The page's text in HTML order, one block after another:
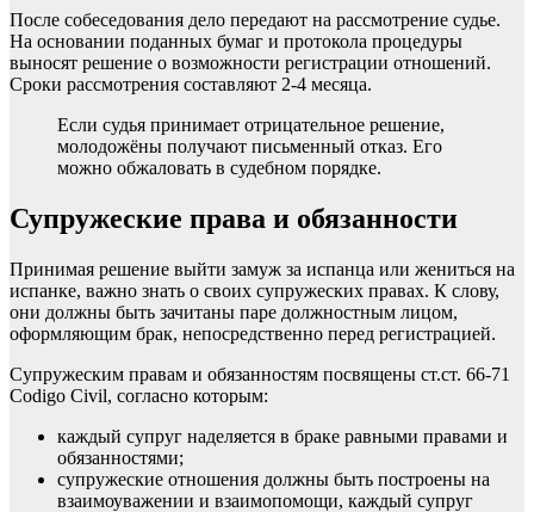
После собеседования дело передают на рассмотрение судье.
На основании поданных бумаг и протокола процедуры
выносят решение о возможности регистрации отношений.
Сроки рассмотрения составляют 2-4 месяца.
Если судья принимает отрицательное решение,
молодожёны получают письменный отказ. Его
можно обжаловать в судебном порядке.
Супружеские права и обязанности
Принимая решение выйти замуж за испанца или жениться на
испанке, важно знать о своих супружеских правах. К слову,
они должны быть зачитаны паре должностным лицом,
оформляющим брак, непосредственно перед регистрацией.
Супружеским правам и обязанностям посвящены ст.ст. 66-71
Codigo Civil, согласно которым:
каждый супруг наделяется в браке равными правами и
обязанностями;
супружеские отношения должны быть построены на
взаимоуважении и взаимопомощи, каждый супруг